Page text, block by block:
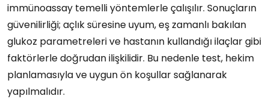
immünoassay temelli yöntemlerle çalışılır. Sonuçların
güvenilirliği; açlık süresine uyum, eş zamanlı bakılan
glukoz parametreleri ve hastanın kullandığı ilaçlar gibi
faktörlerle doğrudan ilişkilidir. Bu nedenle test, hekim
planlamasıyla ve uygun ön koşullar sağlanarak
yapılmalıdır.